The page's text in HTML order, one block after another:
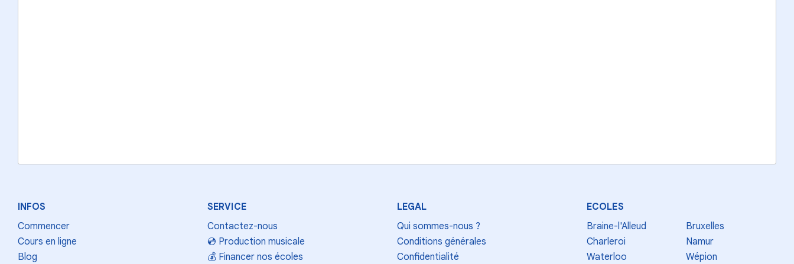
INFOS
Commencer
Cours en ligne
Blog
SERVICE
Contactez-nous
💿 Production musicale
💰 Financer nos écoles
LEGAL
Qui sommes-nous ?
Conditions générales
Confidentialité
ECOLES
Braine-l'Alleud
Bruxelles
Charleroi
Namur
Waterloo
Wépion